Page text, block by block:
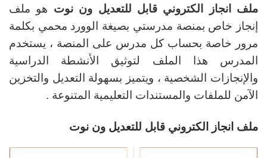
ملف انجاز الكتروني قابل للتعديل ون نوت هو ملف
إنجاز خاص بمنصة مدرستي بصيغة الوورد محمي بكلمة
مرور خاصة بحساب كل مدرس على المنصة ، يستخدم
المدرس هذا الملف لتوثيق الأنشطة الدراسية
والإنجازات الشخصية ، ويتميز بسهولة التعديل والتخزين
الآمن للملفات والمستندات التعليمية المتنوعة .
ملف انجاز الكتروني قابل للتعديل ون نوت